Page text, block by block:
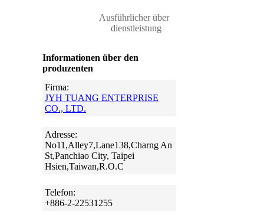
Ausführlicher über
dienstleistung
Informationen über den
produzenten
Firma:
JYH TUANG ENTERPRISE
CO., LTD.
Adresse:
No11,Alley7,Lane138,Charng An
St,Panchiao City, Taipei
Hsien,Taiwan,R.O.C
Telefon:
+886-2-22531255